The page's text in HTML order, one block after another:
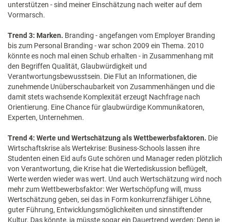
unterstützen - sind meiner Einschätzung nach weiter auf dem
Vormarsch.
Trend 3: Marken. Branding - angefangen vom Employer Branding
bis zum Personal Branding - war schon 2009 ein Thema. 2010
könnte es noch mal einen Schub erhalten - in Zusammenhang mit
den Begriffen Qualität, Glaubwürdigkeit und
Verantwortungsbewusstsein. Die Flut an Informationen, die
zunehmende Unüberschaubarkeit von Zusammenhängen und die
damit stets wachsende Komplexität erzeugt Nachfrage nach
Orientierung. Eine Chance für glaubwürdige Kommunikatoren,
Experten, Unternehmen.
Trend 4: Werte und Wertschätzung als Wettbewerbsfaktoren. Die
Wirtschaftskrise als Wertekrise: Business-Schools lassen ihre
Studenten einen Eid aufs Gute schören und Manager reden plötzlich
von Verantwortung, die Krise hat die Wertediskussion beflügelt,
Werte werden wieder was wert. Und auch Wertschätzung wird noch
mehr zum Wettbewerbsfaktor: Wer Wertschöpfung will, muss
Wertschätzung geben, sei das in Form konkurrenzfähiger Löhne,
guter Führung, Entwicklungsmöglichkeiten und sinnstiftender
Kultur. Das könnte, ja müsste sogar ein Dauertrend werden: Denn je